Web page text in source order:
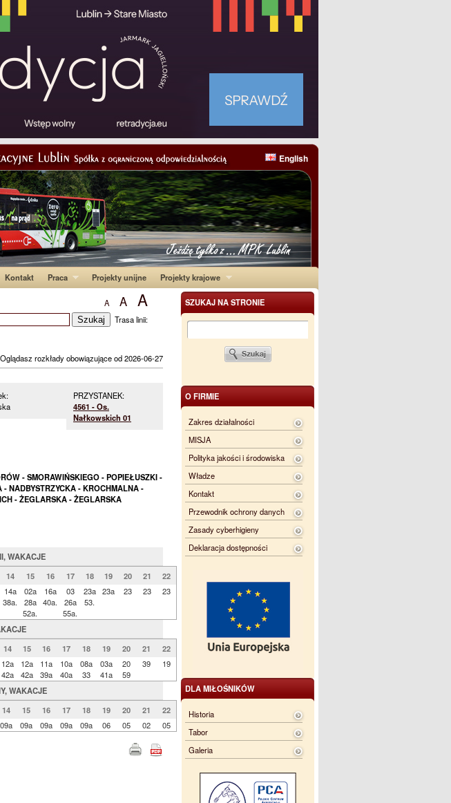
English
Kontakt Praca Projekty unijne Projekty krajowe
SZUKAJ NA STRONIE
O FIRMIE
Zakres działalności
MISJA
Polityka jakości i środowiska
Władze
Kontakt
Przewodnik ochrony danych
Zasady cyberhigieny
Deklaracja dostępności
DLA MIŁOŚNIKÓW
Historia
Tabor
Galeria
A A A
Trasa linii:
Oglądasz rozkłady obowiązujące od 2026-06-27
PRZYSTANEK:
4561 - Os.
Nałkowskich 01
- SMORAWIŃSKIEGO - POPIEŁUSZKI -
NADBYSTRZYCKA - KROCHMALNA -
- ŻEGLARSKA - ŻEGLARSKA
WAKACJE
14 15 16 17 18 19 20 21
22
14a
38a.
02a
28a
52a.
16a
40a.
03
26a
55a.
23a
53.
23a 23 23 23
14 15 16 17 18 19 20 21
22
12a
42a
12a
42a
11a
39a
10a
40a
08a
33
03a
41a
20
59
39 19
WAKACJE
14 15 16 17 18 19 20 21
22
09a 09a 09a 09a 09a 06 05 02 05